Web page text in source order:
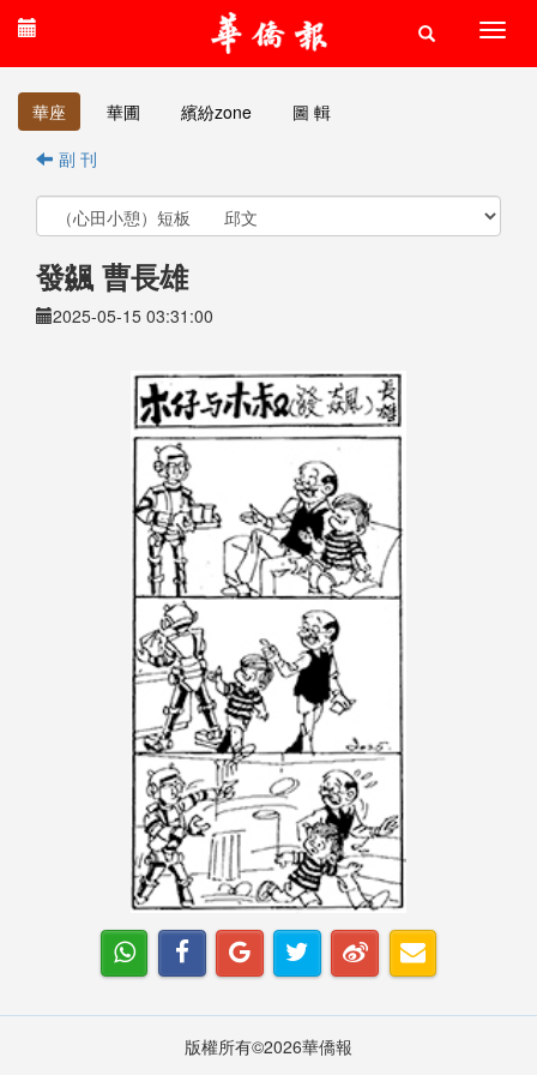
華座 華圃 繽紛zone
圖 輯
副 刊
發飊 曹長雄
2025-05-15 03:31:00
版權所有©2026華僑報